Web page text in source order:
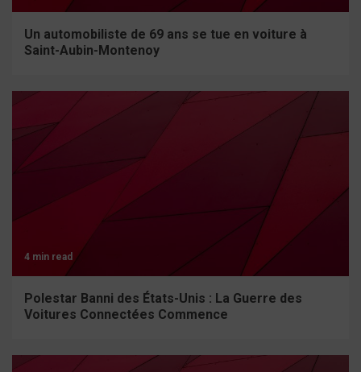
Un automobiliste de 69 ans se tue en voiture à
Saint-Aubin-Montenoy
4 min read
Polestar Banni des États-Unis : La Guerre des
Voitures Connectées Commence